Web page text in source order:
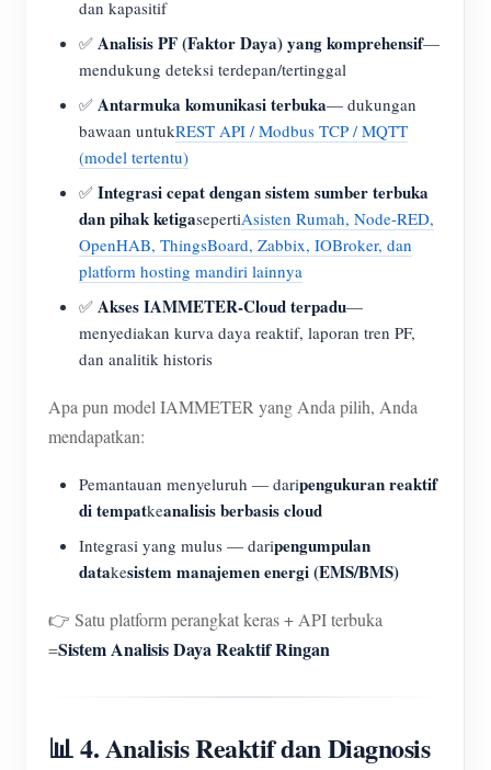
dan kapasitif
✅ Analisis PF (Faktor Daya) yang komprehensif—
mendukung deteksi terdepan/tertinggal
✅ Antarmuka komunikasi terbuka— dukungan
bawaan untukREST API / Modbus TCP / MQTT
(model tertentu)
✅ Integrasi cepat dengan sistem sumber terbuka
dan pihak ketigasepertiAsisten Rumah, Node-RED,
OpenHAB, ThingsBoard, Zabbix, IOBroker, dan
platform hosting mandiri lainnya
✅ Akses IAMMETER-Cloud terpadu—
menyediakan kurva daya reaktif, laporan tren PF,
dan analitik historis
Apa pun model IAMMETER yang Anda pilih, Anda
mendapatkan:
Pemantauan menyeluruh — daripengukuran reaktif
di tempatkeanalisis berbasis cloud
Integrasi yang mulus — daripengumpulan
datakesistem manajemen energi (EMS/BMS)
👉 Satu platform perangkat keras + API terbuka
=Sistem Analisis Daya Reaktif Ringan
📊 4. Analisis Reaktif dan Diagnosis